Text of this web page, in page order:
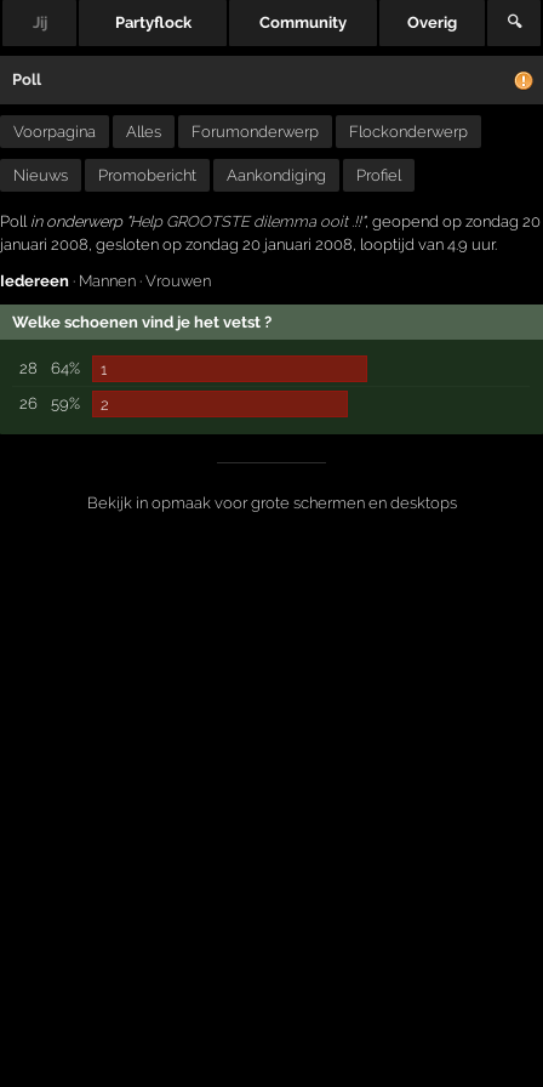
Jij Partyflock Community Overig 🔍
Poll
Voorpagina Alles Forumonderwerp Flockonderwerp
Nieuws Promobericht Aankondiging Profiel
Poll in onderwerp "Help GROOTSTE dilemma ooit .!!", geopend op zondag 20
januari 2008, gesloten op zondag 20 januari 2008, looptijd van 4.9 uur.
Iedereen · Mannen · Vrouwen
Welke schoenen vind je het vetst ?
28 64%
1
26
59% 2
Bekijk in opmaak voor grote schermen en desktops